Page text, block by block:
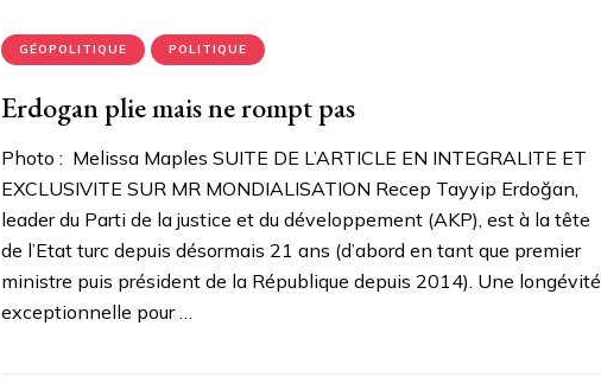
GÉOPOLITIQUE POLITIQUE
Erdogan plie mais ne rompt pas
Photo : Melissa Maples SUITE DE L’ARTICLE EN INTEGRALITE ET
EXCLUSIVITE SUR MR MONDIALISATION Recep Tayyip Erdoğan,
leader du Parti de la justice et du développement (AKP), est à la tête
de l’Etat turc depuis désormais 21 ans (d’abord en tant que premier
ministre puis président de la République depuis 2014). Une longévité
exceptionnelle pour …